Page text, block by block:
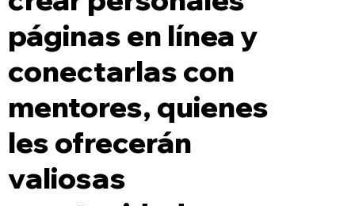
páginas en línea y
conectarlas con
mentores, quienes
les ofrecerán
valiosas